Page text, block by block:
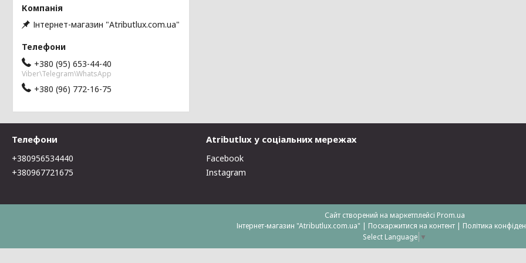
Інтернет-магазин "Atributlux.com.ua"
+380 (95) 653-44-40
Viber\Telegram\WhatsApp
+380 (96) 772-16-75
Телефони
+380956534440
+380967721675
Atributlux у соціальних мережах
Facebook
Instagram
Сайт створений на маркетплейсі Prom.ua
Інтернет-магазин "Atributlux.com.ua" | Поскаржитися на контент | Політика
Select Language ▼